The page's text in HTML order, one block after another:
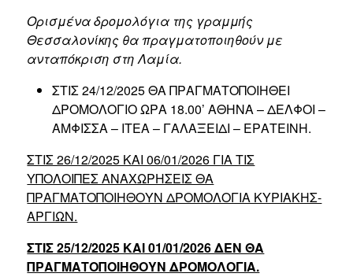
Ορισμένα δρομολόγια της γραμμής
Θεσσαλονίκης θα πραγματοποιηθούν με
ανταπόκριση στη Λαμία.
ΣΤΙΣ 24/12/2025 ΘΑ ΠΡΑΓΜΑΤΟΠΟΙΗΘΕΙ
ΔΡΟΜΟΛΟΓΙΟ ΩΡΑ 18.00’ ΑΘΗΝΑ – ΔΕΛΦΟΙ –
ΑΜΦΙΣΣΑ – ΙΤΕΑ – ΓΑΛΑΞΕΙΔΙ – ΕΡΑΤΕΙΝΗ.
ΣΤΙΣ 26/12/2025 ΚΑΙ 06/01/2026 ΓΙΑ ΤΙΣ
ΥΠΟΛΟΙΠΕΣ ΑΝΑΧΩΡΗΣΕΙΣ ΘΑ
ΠΡΑΓΜΑΤΟΠΟΙΗΘΟΥΝ ΔΡΟΜΟΛΟΓΙΑ ΚΥΡΙΑΚΗΣ-
ΑΡΓΙΩΝ.
ΣΤΙΣ 25/12/2025 ΚΑΙ 01/01/2026 ΔΕΝ ΘΑ
ΠΡΑΓΜΑΤΟΠΟΙΗΘΟΥΝ ΔΡΟΜΟΛΟΓΙΑ.